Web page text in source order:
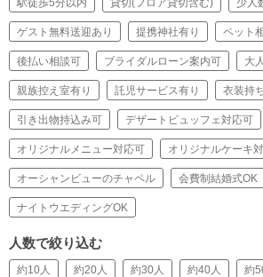
ゲスト無料送迎あり 提携神社有り ペット
後払い相談可 ブライダルローン案内可 大
親族控え室有り 託児サービス有り 衣装持
引き出物持込み可 デザートビュッフェ対応可
オリジナルメニュー対応可 オリジナルケーキ
オーシャンビューのチャペル 会費制結婚式OK
ナイトウエディングOK
人数で絞り込む
約10人 約20人 約30人 約40人 約